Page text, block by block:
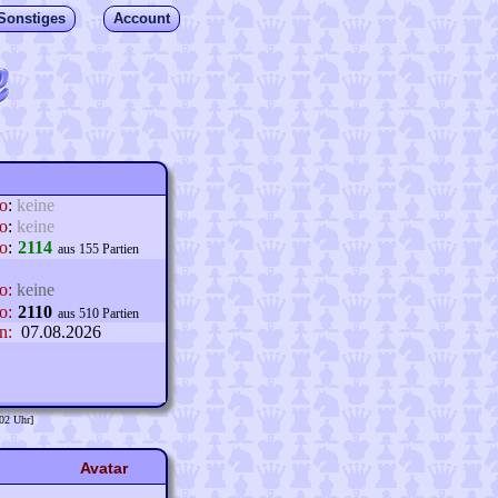
Account
: keine
: keine
: 2114 aus 155 Partien
keine
2110 aus 510 Partien
07.08.2026
Uhr]
Avatar